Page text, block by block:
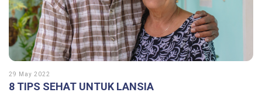
29 May 2022
8 TIPS SEHAT UNTUK LANSIA